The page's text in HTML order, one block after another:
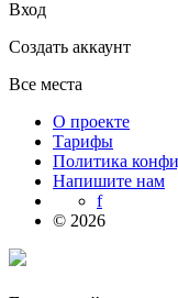
Вход
Создать аккаунт
Все места
О проекте
Тарифы
Политика
Напишите нам
f
© 2026